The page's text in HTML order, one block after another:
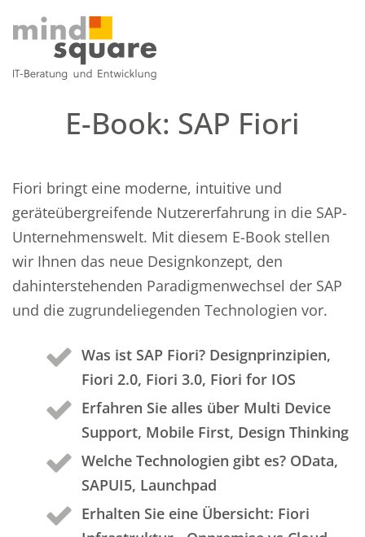
E-Book: SAP Fiori
Fiori bringt eine moderne, intuitive und
geräteübergreifende Nutzererfahrung in die SAP-
Unternehmenswelt. Mit diesem E-Book stellen
wir Ihnen das neue Designkonzept, den
dahinterstehenden Paradigmenwechsel der SAP
und die zugrundeliegenden Technologien vor.
Was ist SAP Fiori? Designprinzipien,
Fiori 2.0, Fiori 3.0, Fiori for IOS
Erfahren Sie alles über Multi Device
Support, Mobile First, Design Thinking
Welche Technologien gibt es? OData,
SAPUI5, Launchpad
Erhalten Sie eine Übersicht: Fiori